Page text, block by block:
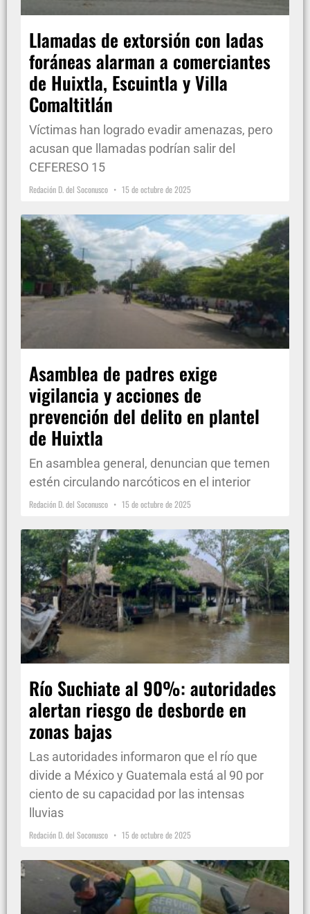
Llamadas de extorsión con ladas
foráneas alarman a comerciantes
de Huixtla, Escuintla y Villa
Comaltitlán
Víctimas han logrado evadir amenazas, pero
acusan que llamadas podrían salir del
CEFERESO 15
Redación D. del Soconusco 15 de octubre de 2025
Asamblea de padres exige
vigilancia y acciones de
prevención del delito en plantel
de Huixtla
En asamblea general, denuncian que temen
estén circulando narcóticos en el interior
Redación D. del Soconusco 15 de octubre de 2025
Río Suchiate al 90%: autoridades
alertan riesgo de desborde en
zonas bajas
Las autoridades informaron que el río que
divide a México y Guatemala está al 90 por
ciento de su capacidad por las intensas
lluvias
Redación D. del Soconusco 15 de octubre de 2025